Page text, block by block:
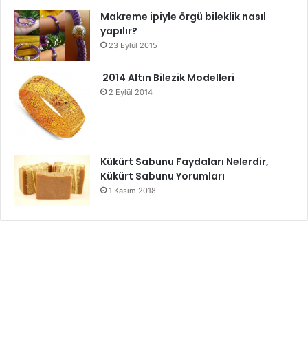
Makreme ipiyle örgü bileklik nasıl
yapılır?
23 Eylül 2015
2014 Altın Bilezik Modelleri
2 Eylül 2014
Kükürt Sabunu Faydaları Nelerdir,
Kükürt Sabunu Yorumları
1 Kasım 2018